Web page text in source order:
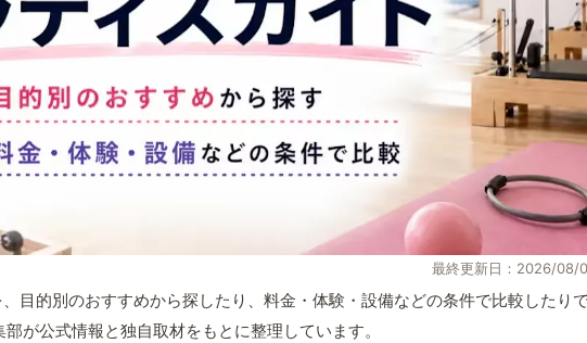
最終更新日：2026/08/
目的別のおすすめから探したり、料金・体験・設備などの条件で比較したり
が公式情報と独自取材をもとに整理しています。